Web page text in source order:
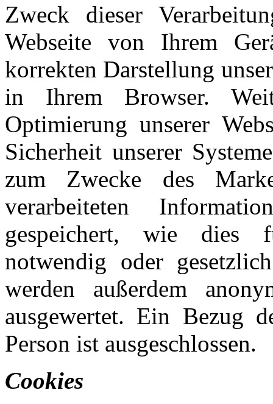
Zweck dieser
Webseite von Ihrem
korrekten Darstellung
in Ihrem Browser.
Optimierung unserer
Sicherheit unserer
zum Zwecke des
verarbeiteten
gespeichert, wie dies
notwendig oder
werden außerdem
ausgewertet. Ein Bezug
Person ist ausgeschlossen.
Cookies